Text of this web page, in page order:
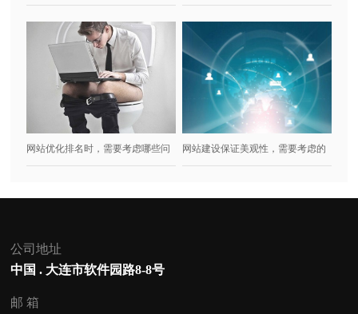
一定要坚持
很容易！
网站优化排名时，需要考虑哪些问
题呢？
网站建设保证美观性，需要考虑的
几点问题！
公司地址
中国 . 大连市软件园路8-8号
邮 箱